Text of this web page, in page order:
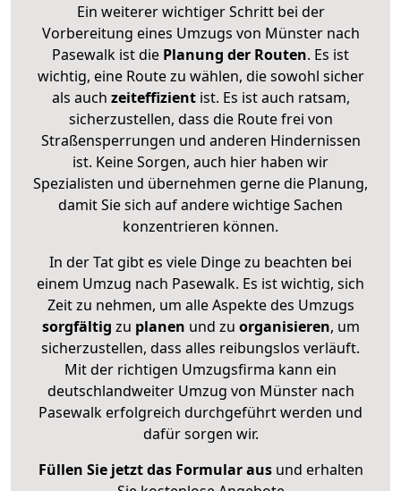
Ein weiterer wichtiger Schritt bei der
Vorbereitung eines Umzugs von Münster nach
Pasewalk ist die Planung der Routen. Es ist
wichtig, eine Route zu wählen, die sowohl sicher
als auch zeiteffizientist. Es ist auch ratsam,
sicherzustellen, dass die Route frei von
Straßensperrungen und anderen Hindernissen
ist. Keine Sorgen, auch hier haben wir
Spezialisten und übernehmen gerne die Planung,
damit Sie sich auf andere wichtige Sachen
konzentrieren können.
In der Tat gibt es viele Dinge zu beachten bei
einem Umzug nach Pasewalk. Es ist wichtig, sich
Zeit zu nehmen, um alle Aspekte des Umzugs
sorgfältig zu planen und zu organisieren, um
sicherzustellen, dass alles reibungslos verläuft.
Mit der richtigen Umzugsfirma kann ein
deutschlandweiter Umzug von Münster nach
Pasewalk erfolgreich durchgeführt werden und
dafür sorgen wir.
Füllen Sie jetzt das Formular ausund erhalten